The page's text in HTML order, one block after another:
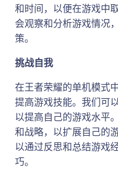
和时间，以便在游戏中
会观察和分析游戏情况
策。
挑战自我
在王者荣耀的单机模式
提高游戏技能。我们可
以提高自己的游戏水平
和战略，以扩展自己的
以通过反思和总结游戏
巧。